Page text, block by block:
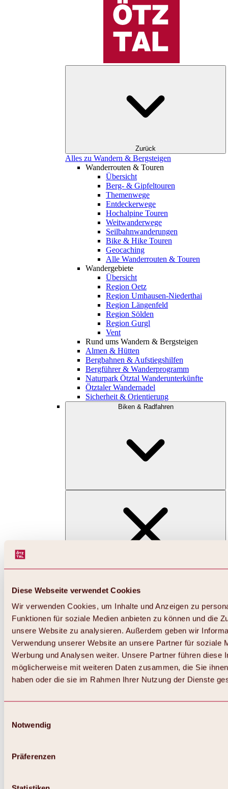
Diese Webseite verwendet Cookies
Wir verwenden Cookies, um Inhalte und Anzeigen zu
Funktionen für soziale Medien anbieten zu können und die
unsere Website zu analysieren. Außerdem geben wir
Verwendung unserer Website an unsere Partner für soziale
Werbung und Analysen weiter. Unsere Partner führen diese
möglicherweise mit weiteren Daten zusammen, die Sie
haben oder die sie im Rahmen Ihrer Nutzung der Dienste
Notwendig
Präferenzen
Zurück
Alles zu Wandern & Bergsteigen
Wanderrouten & Touren
Übersicht
Berg- & Gipfeltouren
Themenwege
Entdeckerwege
Hochalpine Touren
Weitwanderwege
Seilbahnwanderungen
Bike & Hike Touren
Geocaching
Alle Wanderrouten & Touren
Wandergebiete
Übersicht
Region Oetz
Region Umhausen-Niederthai
Region Längenfeld
Region Sölden
Region Gurgl
Vent
Rund ums Wandern & Bergsteigen
Almen & Hütten
Bergbahnen & Aufstiegshilfen
Bergführer & Wanderprogramm
Naturpark Ötztal Wanderunterkünfte
Ötztaler Wandernadel
Sicherheit & Orientierung
Biken & Radfahren